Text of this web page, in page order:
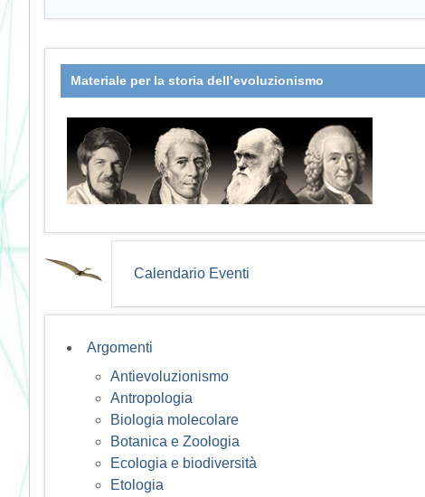
Materiale per la storia dell’evoluzionismo
Calendario Eventi
Argomenti
Antievoluzionismo
Antropologia
Biologia molecolare
Botanica e Zoologia
Ecologia e biodiversità
Etologia